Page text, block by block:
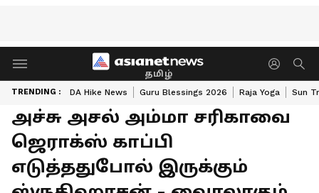
தமிழ்
TRENDING : DA Hike News Guru Blessings 2026 Raja Yoga Sun
அச்சு அசல் அம்மா சரிகாவை
ஜெராக்ஸ் காப்பி
எடுத்ததுபோல் இருக்கும்